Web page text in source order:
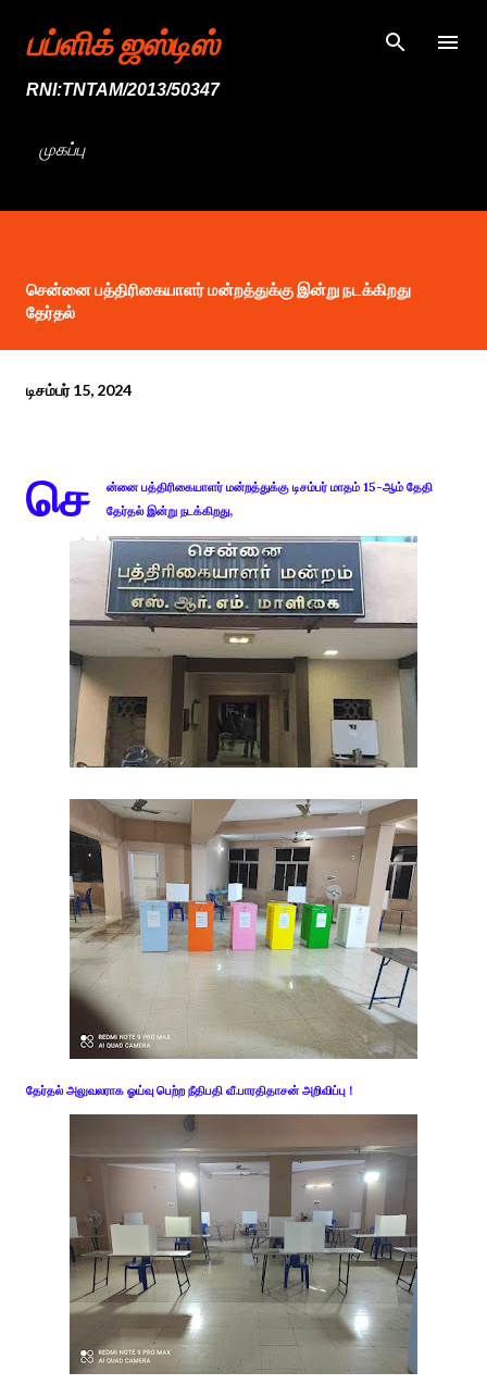
முதன்மை உள்ளடக்கத்திற்குச் செல்
பப்ளிக் ஜஸ்டிஸ்
RNI:TNTAM/2013/50347
முகப்பு
சென்னை பத்திரிகையாளர் மன்றத்துக்கு இன்று நடக்கிறது
தேர்தல்
டிசம்பர் 15, 2024
செ
ன்னை பத்திரிகையாளர் மன்றத்துக்கு டிசம்பர் மாதம் 15-ஆம் தேதி
தேர்தல் இன்று நடக்கிறது,
தேர்தல் அலுவலராக ஓய்வு பெற்ற நீதிபதி வீ.பாரதிதாசன் அறிவிப்பு !